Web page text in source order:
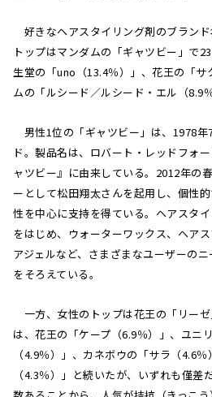
好きなヘアスタイリング剤のブラン
トップはマンダムの「ギャツビー」で
生堂の「uno（13.4％）」、花王の「
ムの「ルシード／ルシード・エル（8.9
男性1位の「ギャツビー」は、1978年
ド。製品名は、ロバート・レッドフォ
ャツビー』に由来している。2012年の
ーとして松田翔太さんを起用し、個性
性を中心に支持を得ている。ヘアスタ
をはじめ、ウォーターワックス、ヘア
アジェルなど、さまざまなユーザーの
をそろえている。
一方、女性のトップは花王の「リー
は、花王の「ケープ（6.9％）」、ユニ
（4.9％）」、カネボウの「サラ（4.6
（4.3％）」と続いたが、いずれも僅